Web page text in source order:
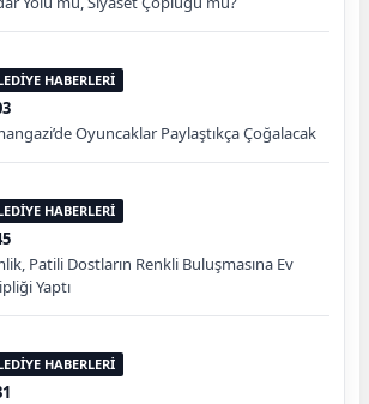
HABERLERİ
Oyuncaklar Paylaştıkça Çoğalacak
HABERLERİ
Patili Dostların Renkli Buluşmasına Ev
Yaptı
HABERLERİ